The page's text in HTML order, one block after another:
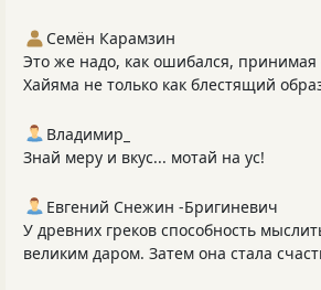
Семён Карамзин
Это же надо, как ошибался,
Хайяма не только как блестящий
Владимир_
Знай меру и вкус... мотай на ус!
Евгений Снежин -Бригиневич
У древних греков способность
великим даром. Затем она стала